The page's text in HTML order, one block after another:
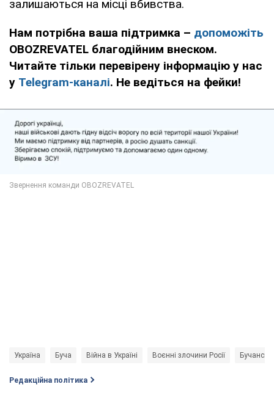
залишаються на місці вбивства.
Нам потрібна ваша підтримка – допоможіть
OBOZREVATEL благодійним внеском.
Читайте тільки перевірену інформацію у нас
у Telegram-каналі. Не ведіться на фейки!
Україна Буча Війна в Україні Воєнні злочини Росії
Редакційна політика